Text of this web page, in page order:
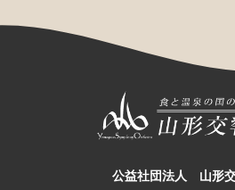
公益社団法人 山形